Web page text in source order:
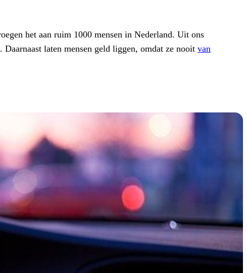
het aan ruim 1000 mensen in Nederland. Uit ons
laten mensen geld liggen, omdat ze nooit van